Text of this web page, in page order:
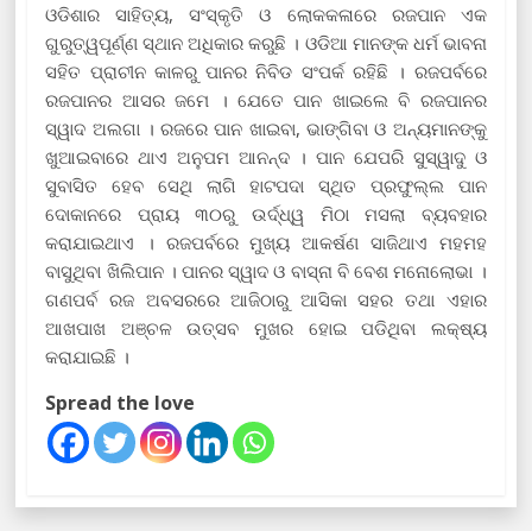
ଓଡିଶାର ସାହିତ୍ୟ, ସଂସ୍କୃତି ଓ ଲୋକକଳାରେ ରଜପାନ ଏକ
ଗୁରୁତ୍ୱପୂର୍ଣ୍ଣ ସ୍ଥାନ ଅଧିକାର କରୁଛି । ଓଡିଆ ମାନଙ୍କ ଧର୍ମ ଭାବନା
ସହିତ ପ୍ରାଚୀନ କାଳରୁ ପାନର ନିବିଡ ସଂପର୍କ ରହିଛି । ରଜପର୍ବରେ
ରଜପାନର ଆସର ଜମେ । ଯେତେ ପାନ ଖାଇଲେ ବି ରଜପାନର
ସ୍ୱାଦ ଅଲଗା । ରଜରେ ପାନ ଖାଇବା, ଭାଙ୍ଗିବା ଓ ଅନ୍ୟମାନଙ୍କୁ
ଖୁଆଇବାରେ ଥାଏ ଅନୁପମ ଆନନ୍ଦ । ପାନ ଯେପରି ସୁସ୍ୱାଦୁ ଓ
ସୁବାସିତ ହେବ ସେଥି ଲାଗି ହାଟପଦା ସ୍ଥିତ ପ୍ରଫୁଲ୍ଲ ପାନ
ଦୋକାନରେ ପ୍ରାୟ ୩୦ରୁ ଉର୍ଦ୍ଧ୍ୱ ମିଠା ମସଲା ବ୍ୟବହାର
କରାଯାଇଥାଏ । ରଜପର୍ବରେ ମୁଖ୍ୟ ଆକର୍ଷଣ ସାଜିଥାଏ ମହମହ
ବାସୁଥିବା ଖିଲିପାନ । ପାନର ସ୍ୱାଦ ଓ ବାସ୍ନା ବି ବେଶ ମନୋଲୋଭା ।
ଗଣପର୍ବ ରଜ ଅବସରରେ ଆଜିଠାରୁ ଆସିକା ସହର ତଥା ଏହାର
ଆଖପାଖ ଅଞ୍ଚଳ ଉତ୍ସବ ମୁଖର ହୋଇ ପଡିଥିବା ଲକ୍ଷ୍ୟ
କରାଯାଇଛି ।
Spread the love